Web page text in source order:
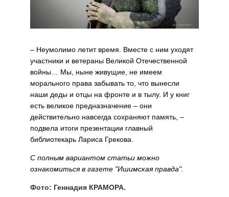
– Неумолимо летит время. Вместе с ним уходят
участники и ветераны Великой Отечественной
войны… Мы, ныне живущие, не имеем
морального права забывать то, что вынесли
наши деды и отцы на фронте и в тылу. И у книг
есть великое предназначение – они
действительно навсегда сохраняют память, –
подвела итоги презентации главный
библиотекарь Лариса Грекова.
С полным вариантом статьи можно
ознакомиться в газете "Ишимская правда".
Фото: Геннадия КРАМОРА.